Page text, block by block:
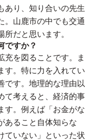
あり、知り合いの先生
。山鹿市の中でも交通
だと思います。
ですか？
充を図ることです。ま
す。特に力を入れてい
です。地理的な理由以
て考えると、経済的事
す。例えば「お金がな
あること自体知らな
ていない」といった状